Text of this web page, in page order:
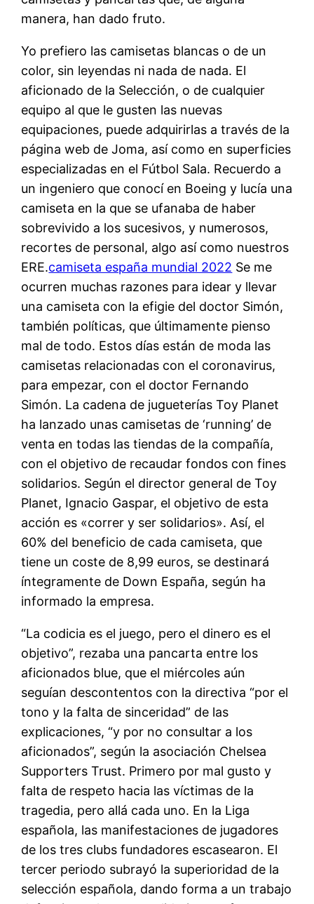
manera, han dado fruto.
Yo prefiero las camisetas blancas o de un
color, sin leyendas ni nada de nada. El
aficionado de la Selección, o de cualquier
equipo al que le gusten las nuevas
equipaciones, puede adquirirlas a través de la
página web de Joma, así como en superficies
especializadas en el Fútbol Sala. ­Recuerdo a
un ingeniero que conocí en Boeing y lucía una
camiseta en la que se ufanaba de haber
sobrevivido a los sucesivos, y numerosos,
recortes de personal, algo así como nuestros
ERE.camiseta españa mundial 2022 Se me
ocurren muchas razones para idear y llevar
una camiseta con la efigie del doctor Simón,
también políticas, que últimamente pienso
mal de todo. Estos días están de moda las
camisetas relacionadas con el coronavirus,
para empezar, con el doctor Fernando
Simón. La cadena de jugueterías Toy Planet
ha lanzado unas camisetas de ‘running’ de
venta en todas las tiendas de la compañía,
con el objetivo de recaudar fondos con fines
solidarios. Según el director general de Toy
Planet, Ignacio Gaspar, el objetivo de esta
acción es «correr y ser solidarios». Así, el
60% del beneficio de cada camiseta, que
tiene un coste de 8,99 euros, se destinará
íntegramente de Down España, según ha
informado la empresa.
“La codicia es el juego, pero el dinero es el
objetivo”, rezaba una pancarta entre los
aficionados blue, que el miércoles aún
seguían descontentos con la directiva “por el
tono y la falta de sinceridad” de las
explicaciones, “y por no consultar a los
aficionados”, según la asociación Chelsea
Supporters Trust. Primero por mal gusto y
falta de respeto hacia las víctimas de la
tragedia, pero allá cada uno. En la Liga
española, las manifestaciones de jugadores
de los tres clubs fundadores escasearon. El
tercer periodo subrayó la superioridad de la
selección española, dando forma a un trabajo